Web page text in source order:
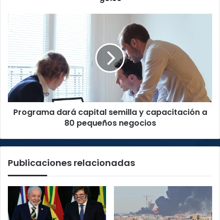
dará
capital
semilla
y
capacitación
a
80
pequeños
negocios
Programa dará capital semilla y capacitación a
80 pequeños negocios
Publicaciones relacionadas